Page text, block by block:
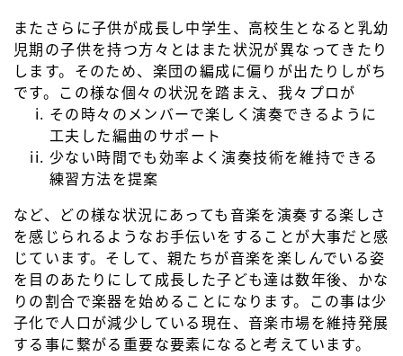
またさらに子供が成長し中学生、高校生となると乳幼
児期の子供を持つ方々とはまた状況が異なってきたり
します。そのため、楽団の編成に偏りが出たりしがち
です。この様な個々の状況を踏まえ、我々プロが
その時々のメンバーで楽しく演奏できるように
工夫した編曲のサポート
少ない時間でも効率よく演奏技術を維持できる
練習方法を提案
など、どの様な状況にあっても音楽を演奏する楽しさ
を感じられるようなお手伝いをすることが大事だと感
じています。そして、親たちが音楽を楽しんでいる姿
を目のあたりにして成長した子ども達は数年後、かな
りの割合で楽器を始めることになります。この事は少
子化で人口が減少している現在、音楽市場を維持発展
する事に繋がる重要な要素になると考えています。